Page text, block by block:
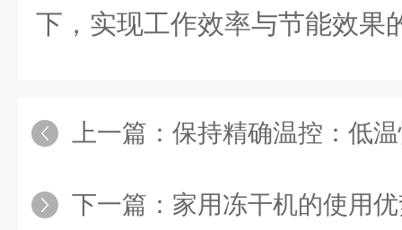
下，实现工作效率与节能效果
上一篇： 保持精确温控：低温恒温
下一篇： 家用冻干机的使用